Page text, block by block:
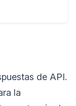
de API.
la